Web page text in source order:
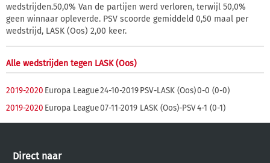
wedstrijden.50,0% Van de partijen werd verloren, terwijl 50,0%
geen winnaar opleverde. PSV scoorde gemiddeld 0,50 maal per
wedstrijd, LASK (Oos) 2,00 keer.
Alle wedstrijden tegen LASK (Oos)
2019-2020 Europa League24-10-2019PSV-LASK (Oos)0-0 (0-0)
2019-2020 Europa League07-11-2019 LASK (Oos)-PSV4-1 (0-1)
Direct naar